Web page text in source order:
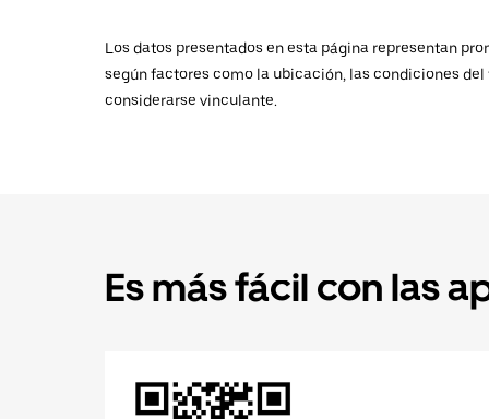
Los datos presentados en esta página representan
según factores como la ubicación, las condiciones
considerarse vinculante.
Es más fácil con las